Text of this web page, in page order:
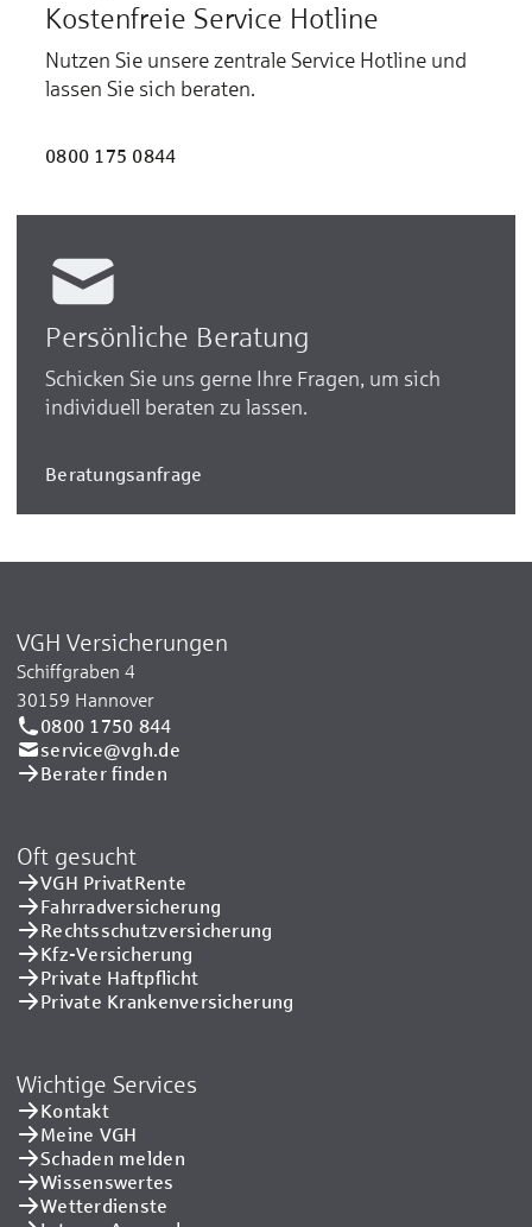
Kostenfreie Service Hotline
Nutzen Sie unsere zentrale Service Hotline und
lassen Sie sich beraten.
0800 175 0844
Persönliche Beratung
Schicken Sie uns gerne Ihre Fragen, um sich
individuell beraten zu lassen.
Beratungsanfrage
VGH Versicherungen
Schiffgraben 4
30159 Hannover
0800 1750 844
service@vgh.de
Berater finden
Oft gesucht
VGH PrivatRente
Fahrradversicherung
Rechtsschutzversicherung
Kfz-Versicherung
Private Haftpflicht
Private Kranken­versicherung
Wichtige Services
Kontakt
Meine VGH
Schaden melden
Wissenswertes
Wetterdienste